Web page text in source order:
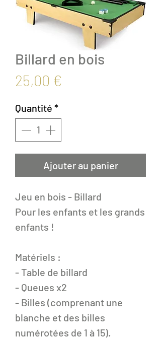
Billard en bois
25,00 €
Quantité *
Ajouter au panier
Jeu en bois - Billard
Pour les enfants et les grands
enfants !
Matériels :
- Table de billard
- Queues x2
- Billes (comprenant une
blanche et des billes
numérotées de 1 à 15).